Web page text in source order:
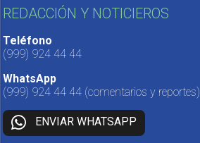
REDACCIÓN Y NOTICIEROS
Teléfono
(999) 924 44 44
WhatsApp
(999) 924 44 44 (comentarios y reportes)
ENVIAR WHATSAPP